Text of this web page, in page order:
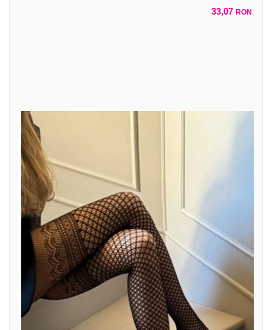
33,07 RON